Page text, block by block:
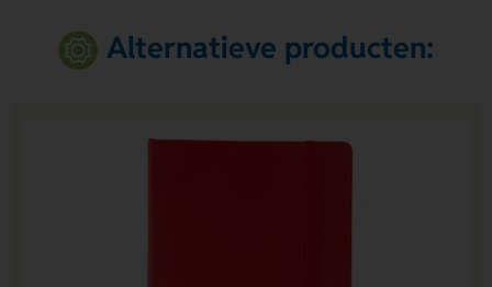
Alternatieve producten: